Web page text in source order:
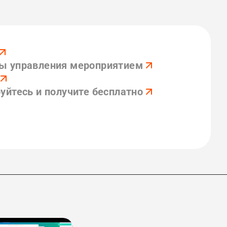
управления мероприятием
и получите бесплатно